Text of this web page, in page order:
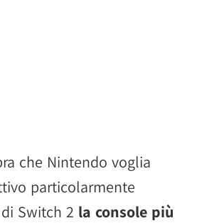
che Nintendo voglia
particolarmente
Switch 2 la console più